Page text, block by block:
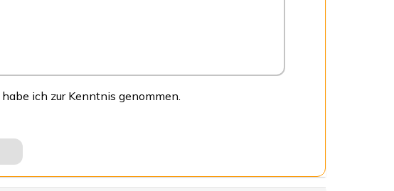
habe ich zur Kenntnis genommen.